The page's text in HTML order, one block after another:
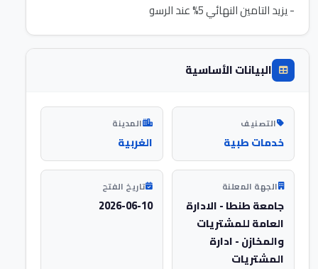
- يزيد التامين النهائي 5% عند الرسو
البيانات الأساسية
التصنيف
خدمات طبية
المدينة
الغربية
الجهة المعلنة
جامعة طنطا - الادارة
العامة للمشتريات
والمخازن - ادارة
المشتريات
تاريخ الفتح
2026-06-10